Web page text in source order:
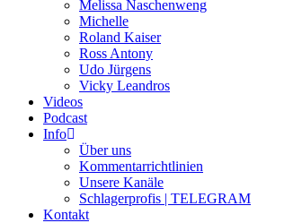
Melissa Naschenweng
Michelle
Roland Kaiser
Ross Antony
Udo Jürgens
Vicky Leandros
Videos
Podcast
Info
Über uns
Kommentarrichtlinien
Unsere Kanäle
Schlagerprofis | TELEGRAM
Kontakt